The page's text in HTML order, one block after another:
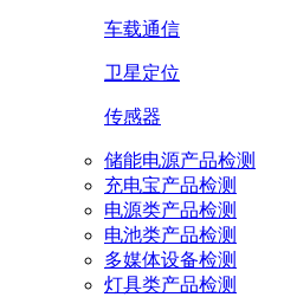
车载通信
卫星定位
传感器
储能电源产品检测
充电宝产品检测
电源类产品检测
电池类产品检测
多媒体设备检测
灯具类产品检测